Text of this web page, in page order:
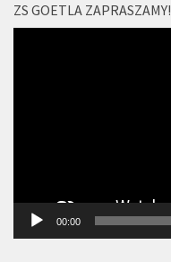
ZS GOETLA ZAPRASZAMY!
00:00